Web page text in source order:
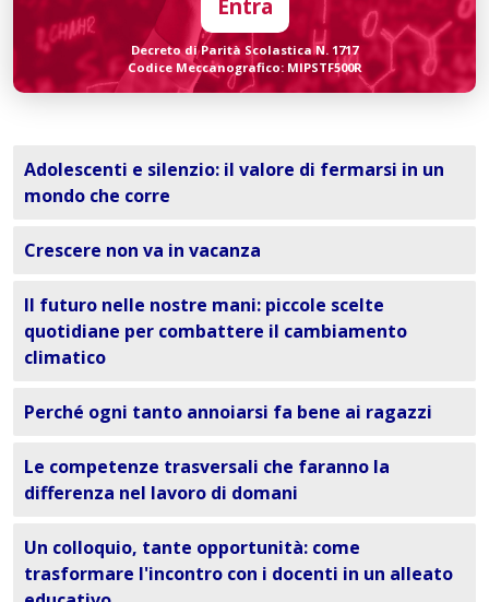
Entra
Decreto di Parità Scolastica N. 1717
Codice Meccanografico: MIPSTF500R
Adolescenti e silenzio: il valore di fermarsi in un
mondo che corre
Crescere non va in vacanza
Il futuro nelle nostre mani: piccole scelte
quotidiane per combattere il cambiamento
climatico
Perché ogni tanto annoiarsi fa bene ai ragazzi
Le competenze trasversali che faranno la
differenza nel lavoro di domani
Un colloquio, tante opportunità: come
trasformare l'incontro con i docenti in un alleato